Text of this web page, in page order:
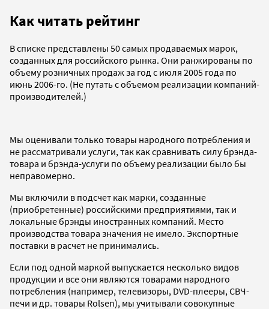
Как читать рейтинг
В списке представлены 50 самых продаваемых марок,
созданных для российского рынка. Они ранжированы по
объему розничных продаж за год с июля 2005 года по
июнь 2006-го. (Не путать с объемом реализации компаний-
производителей.)
Мы оценивали только товары народного потребления и
не рассматривали услуги, так как сравнивать силу брэнда-
товара и брэнда-услуги по объему реализации было бы
неправомерно.
Мы включили в подсчет как марки, созданные
(приобретенные) российскими предприятиями, так и
локальные брэнды иностранных компаний. Место
производства товара значения не имело. Экспортные
поставки в расчет не принимались.
Если под одной маркой выпускается несколько видов
продукции и все они являются товарами народного
потребления (например, телевизоры, DVD-плееры, СВЧ-
печи и др. товары Rolsen), мы учитывали совокупные